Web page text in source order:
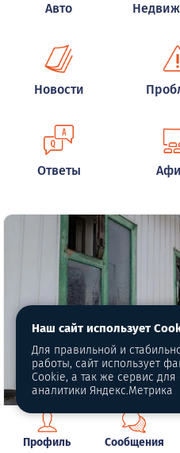
Авто
Новости
Ответы
Трагедия в
Профиль Сообщения
Наш сайт использует
Для правильной и
работы, сайт использует
Cookie, а так же сервис для
аналитики Яндекс.Метрика